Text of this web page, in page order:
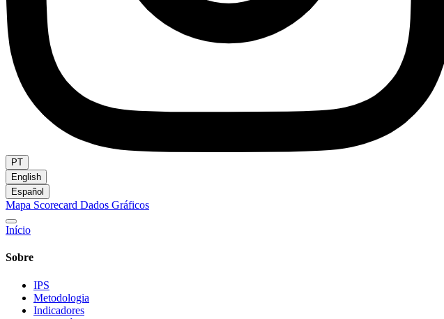
PT
English
Español
Mapa Scorecard Dados Gráficos
Início
Sobre
IPS
Metodologia
Indicadores